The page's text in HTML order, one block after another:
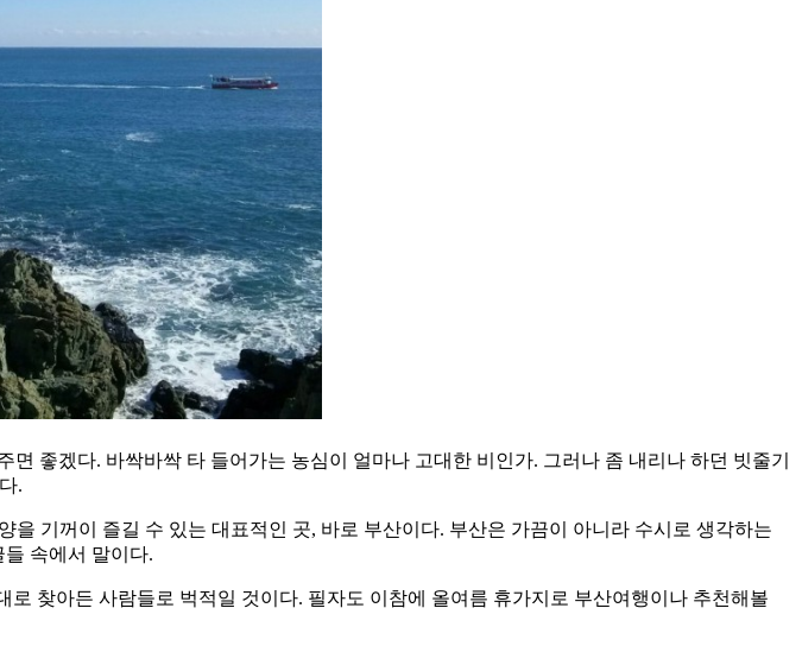
좋겠다. 바싹바싹 타 들어가는 농심이 얼마나 고대한 비인가. 그러나 좀 내리나 하던 빗줄기
.
기꺼이 즐길 수 있는 대표적인 곳, 바로 부산이다. 부산은 가끔이 아니라 수시로 생각하는
속에서 말이다.
찾아든 사람들로 벅적일 것이다. 필자도 이참에 올여름 휴가지로 부산여행이나 추천해볼